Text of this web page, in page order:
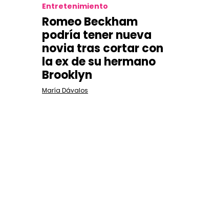
Entretenimiento
Romeo Beckham
podría tener nueva
novia tras cortar con
la ex de su hermano
Brooklyn
María Dávalos